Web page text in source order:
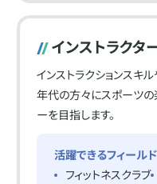
インストラクタ
インストラクションスキ
年代の方々にスポーツの
ーを目指します。
活躍できるフィールド
フィットネスクラブ